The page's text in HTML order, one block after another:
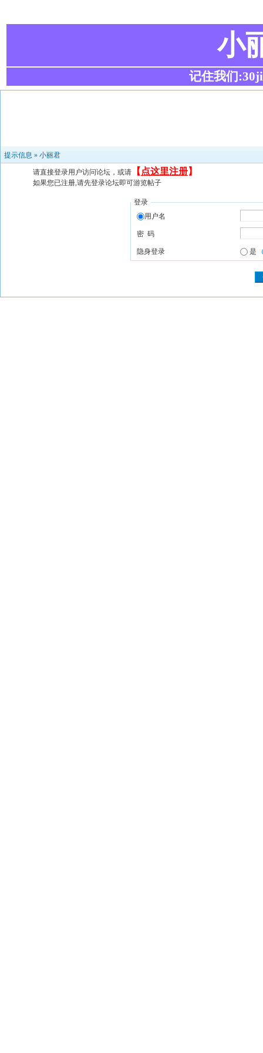
小
记住我们
提示信息 » 小丽君
请直接登录用户访问论坛，或请 【 点这里注册】
如果您已注册,请先登录论坛即可游览帖子
登录
用户名
密 码
隐身登录 是